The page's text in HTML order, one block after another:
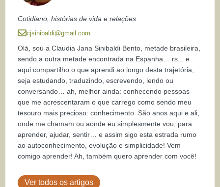
Cotidiano, histórias de vida e relações
cjsinibaldi@gmail.com
Olá, sou a Claudia Jana Sinibaldi Bento, metade brasileira,
sendo a outra metade encontrada na Espanha… rs... e
aqui compartilho o que aprendi ao longo desta trajetória,
seja estudando, traduzindo, escrevendo, lendo ou
conversando… ah, melhor ainda: conhecendo pessoas
que me acrescentaram o que carrego como sendo meu
tesouro mais precioso: conhecimento. São anos aqui e ali,
onde me chamam ou aonde eu simplesmente vou, para
aprender, ajudar, sentir… e assim sigo esta estrada rumo
ao autoconhecimento, evolução e simplicidade! Vem
comigo aprender! Ah, também quero aprender com você!
Ver todos os artigos